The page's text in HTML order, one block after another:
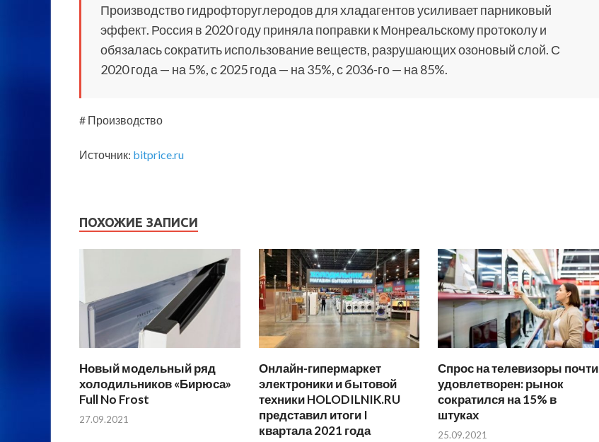
Производство гидрофторуглеродов для хладагентов усиливает парниковый
эффект. Россия в 2020 году приняла поправки к Монреальскому протоколу и
обязалась сократить использование веществ, разрушающих озоновый слой. С
2020 года — на 5%, с 2025 года — на 35%, с 2036-го — на 85%.
# Производство
Источник: bitprice.ru
ПОХОЖИЕ ЗАПИСИ
Новый модельный ряд
холодильников «Бирюса»
Full No Frost
27.09.2021
Онлайн-гипермаркет
электроники и бытовой
техники HOLODILNIK.RU
представил итоги I
квартала 2021 года
Спрос на телевизоры почти
удовлетворен: рынок
сократился на 15% в
штуках
25.09.2021